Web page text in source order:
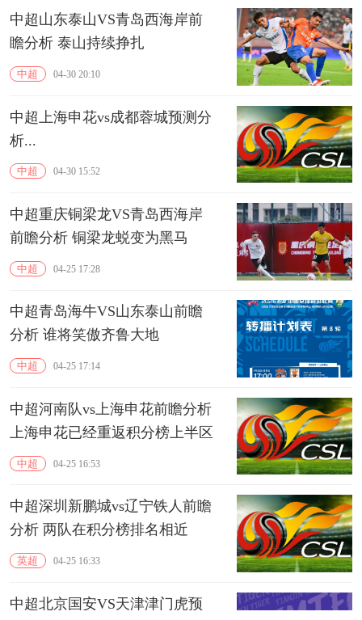
中超山东泰山VS青岛西海岸前
瞻分析 泰山持续挣扎
中超 04-30 20:10
中超上海申花vs成都蓉城预测分
析...
中超 04-30 15:52
中超重庆铜梁龙VS青岛西海岸
前瞻分析 铜梁龙蜕变为黑马
中超 04-25 17:28
中超青岛海牛VS山东泰山前瞻
分析 谁将笑傲齐鲁大地
中超 04-25 17:14
中超河南队vs上海申花前瞻分析
上海申花已经重返积分榜上半区
中超 04-25 16:53
中超深圳新鹏城vs辽宁铁人前瞻
分析 两队在积分榜排名相近
英超 04-25 16:33
中超北京国安VS天津津门虎预